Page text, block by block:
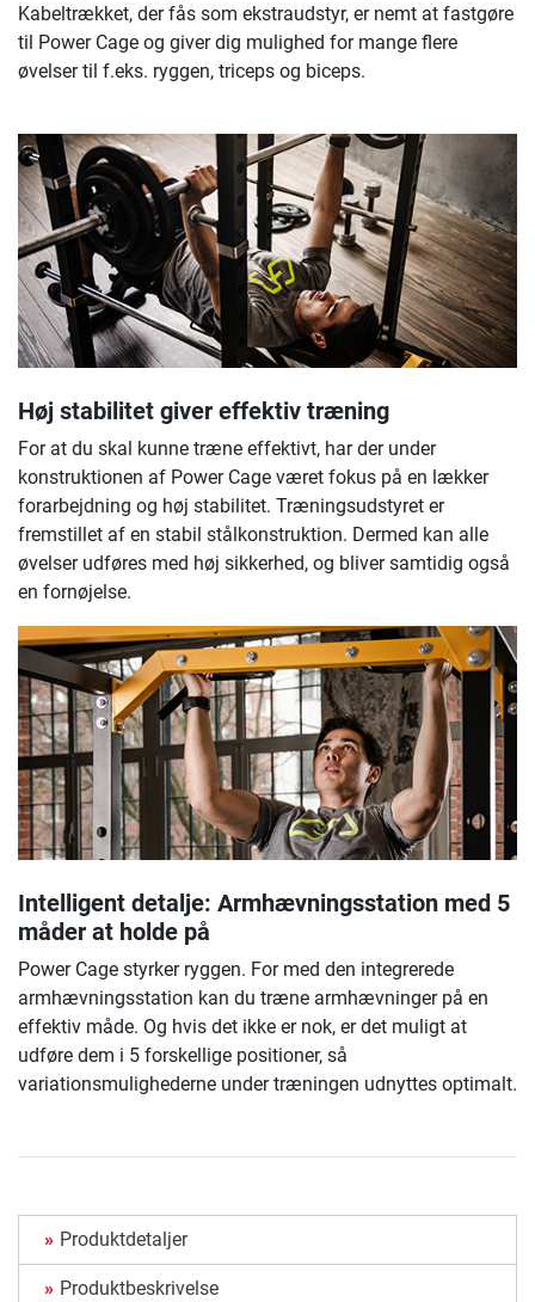
Kabeltrækket, der fås som ekstraudstyr, er nemt at fastgøre
til Power Cage og giver dig mulighed for mange flere
øvelser til f.eks. ryggen, triceps og biceps.
Høj stabilitet giver effektiv træning
For at du skal kunne træne effektivt, har der under
konstruktionen af Power Cage været fokus på en lækker
forarbejdning og høj stabilitet. Træningsudstyret er
fremstillet af en stabil stålkonstruktion. Dermed kan alle
øvelser udføres med høj sikkerhed, og bliver samtidig også
en fornøjelse.
Intelligent detalje: Armhævningsstation med 5
måder at holde på
Power Cage styrker ryggen. For med den integrerede
armhævningsstation kan du træne armhævninger på en
effektiv måde. Og hvis det ikke er nok, er det muligt at
udføre dem i 5 forskellige positioner, så
variationsmulighederne under træningen udnyttes optimalt.
Produktdetaljer
Produktbeskrivelse